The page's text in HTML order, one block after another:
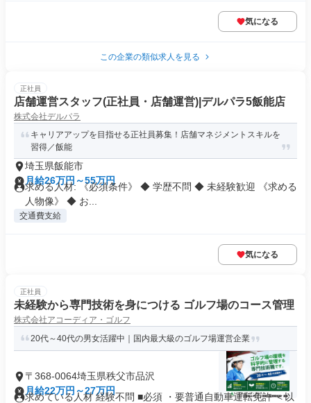
気になる
この企業の類似求人を見る
正社員
店舗運営スタッフ(正社員・店舗運営)|デルパラ5飯能店
株式会社デルパラ
キャリアアップを目指せる正社員募集！店舗マネジメントスキルを
習得／飯能
埼玉県飯能市
月給26万円～55万円
求める人材: 《必須条件》 ◆ 学歴不問 ◆ 未経験歓迎 《求める
人物像》 ◆ お...
交通費支給
気になる
正社員
未経験から専門技術を身につける ゴルフ場のコース管理
株式会社アコーディア・ゴルフ
20代～40代の男女活躍中｜国内最大級のゴルフ場運営企業
〒368-0064埼玉県秩父市品沢
月給22万円～27万円
求めている人材 経験不問 ■必須 ・要普通自動車運転免許 ＜以